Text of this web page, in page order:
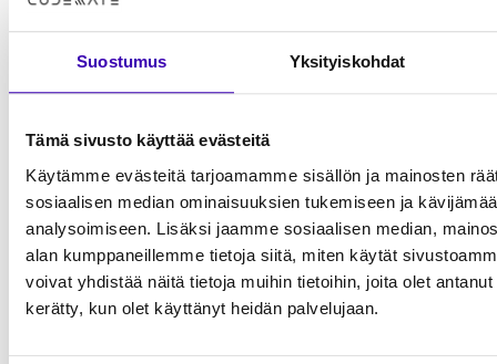
Suostumus Yksityiskohdat
Tämä sivusto käyttää evästeitä
Käytämme evästeitä tarjoamamme sisällön ja mainosten
sosiaalisen median ominaisuuksien tukemiseen ja
analysoimiseen. Lisäksi jaamme sosiaalisen median,
alan kumppaneillemme tietoja siitä, miten käytät
voivat yhdistää näitä tietoja muihin tietoihin, joita olet
kerätty, kun olet käyttänyt heidän palvelujaan.
ohella pystynyt tekemään myös näyttelijän
isompiin projekteihin muutaman kerran
vuodessa.
– Vaikka olen koko ajan aktiivinen näyttelijän
työn kanssa, en ole koskaan harkinnut
tietoturvatestauksen lopettamista kokonaan,